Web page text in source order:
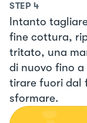
STEP 4
Intanto
fine cottura,
tritato, una
di nuovo fino
tirare fuori dal
sformare.